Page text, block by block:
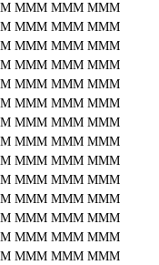
MMM MMM MMM
MMM MMM MMM
MMM MMM MMM
MMM MMM MMM
MMM MMM MMM
MMM MMM MMM
MMM MMM MMM
MMM MMM MMM
MMM MMM MMM
MMM MMM MMM
MMM MMM MMM
MMM MMM MMM
MMM MMM MMM
MMM MMM MMM